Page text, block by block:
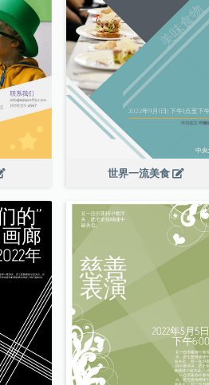
世界一流美食